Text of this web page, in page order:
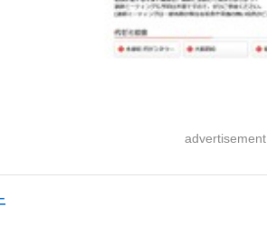
advertisement